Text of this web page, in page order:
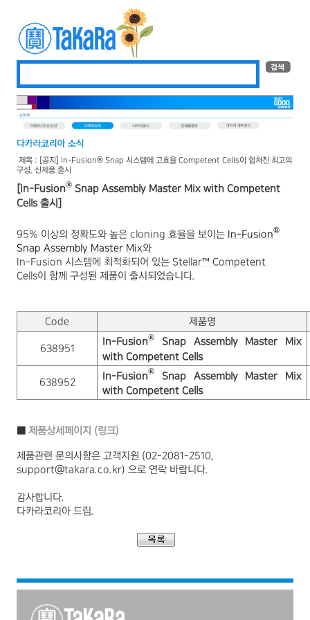
제목 : [공지] In-Fusion® Snap 시스템에 고효율 Competent Cells이 합쳐진 최고의
구성, 신제품 출시
In-Fusion® Snap Assembly Master Mix with Competent
Cells출시
95% 이상의 정확도와 높은 cloning 효율을 보이는 In-Fusion®
Snap Assembly Master Mix와
In-Fusion 시스템에 최적화되어 있는 Stellar™ Competent
Cells이 함께 구성된 제품이 출시되었습니다.
Code 제품명
638951
In-Fusion®
Snap Assembly Master Mix
with Competent Cells
638952
In-Fusion®
Snap Assembly Master Mix
with Competent Cells
■ 제품상세페이지 (링크)
제품관련 문의사항은 고객지원 (02-2081-2510,
support@takara.co.kr) 으로 연락 바랍니다.
감사합니다.
다카라코리아 드림.